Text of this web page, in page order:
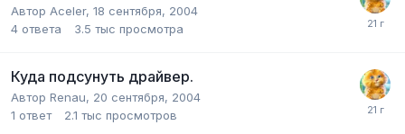
Автор Aceler, 18 сентября, 2004
4 ответа 3.5 тыс просмотра
Куда подсунуть драйвер.
Автор Renau, 20 сентября, 2004
1 ответ 2.1 тыс просмотров